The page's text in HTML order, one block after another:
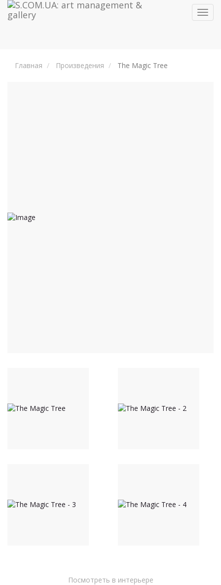
Главная Произведения The Magic Tree
Посмотреть в интерьере